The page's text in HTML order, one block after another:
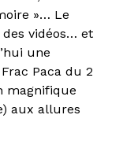
»… Le
vidéos… et
une
Paca du 2
magnifique
aux allures